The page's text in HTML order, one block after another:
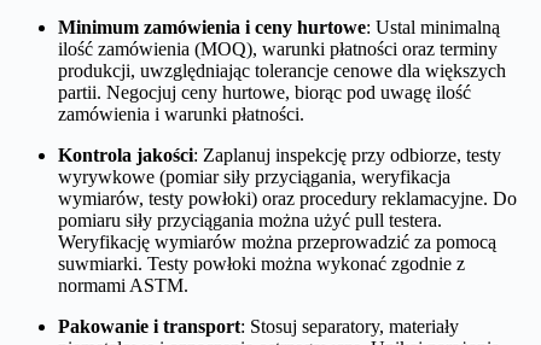
Minimum zamówienia i ceny hurtowe: Ustal minimalną
ilość zamówienia (MOQ), warunki płatności oraz terminy
produkcji, uwzględniając tolerancje cenowe dla większych
partii. Negocjuj ceny hurtowe, biorąc pod uwagę ilość
zamówienia i warunki płatności.
Kontrola jakości: Zaplanuj inspekcję przy odbiorze, testy
wyrywkowe (pomiar siły przyciągania, weryfikacja
wymiarów, testy powłoki) oraz procedury reklamacyjne. Do
pomiaru siły przyciągania można użyć pull testera.
Weryfikację wymiarów można przeprowadzić za pomocą
suwmiarki. Testy powłoki można wykonać zgodnie z
normami ASTM.
Pakowanie i transport: Stosuj separatory, materiały